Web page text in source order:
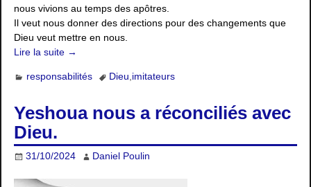
nous vivions au temps des apôtres.
Il veut nous donner des directions pour des changements que
Dieu veut mettre en nous.
Lire la suite →
responsabilités Dieu,imitateurs
Yeshoua nous a réconciliés avec
Dieu.
31/10/2024 Daniel Poulin